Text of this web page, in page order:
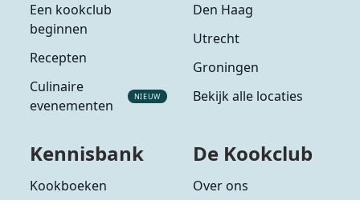
Een kookclub
beginnen
Recepten
Culinaire
evenementen
NIEUW
Den Haag
Utrecht
Groningen
Bekijk alle locaties
Kennisbank
Kookboeken
De Kookclub
Over ons